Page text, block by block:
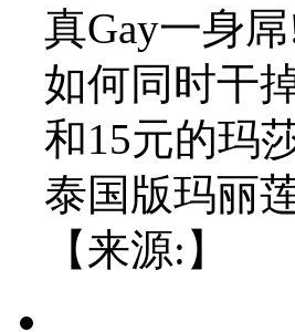
真Gay一身
如何同时干
和15元的玛
泰国版玛丽
【来源:】